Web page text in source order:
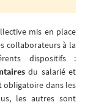
mis en place
collaborateurs à la
dispositifs :
du salarié et
obligatoire dans les
les autres sont